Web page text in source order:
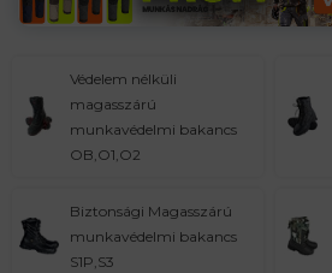
Védelem nélküli
magasszárú
munkavédelmi bakancs
OB,O1,O2
Biztonsági Magasszárú
munkavédelmi bakancs
S1P,S3